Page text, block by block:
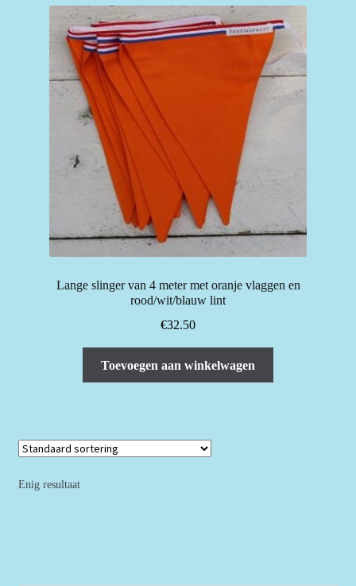
Lange slinger van 4 meter met oranje vlaggen en
rood/wit/blauw lint
€32.50
Toevoegen aan winkelwagen
Enig resultaat